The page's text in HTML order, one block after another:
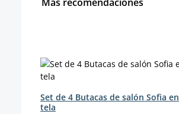
Set de 4 Butacas de salón Sofia en
tela